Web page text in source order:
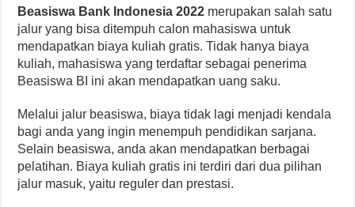
Beasiswa Bank Indonesia 2022 merupakan salah satu
jalur yang bisa ditempuh calon mahasiswa untuk
mendapatkan biaya kuliah gratis. Tidak hanya biaya
kuliah, mahasiswa yang terdaftar sebagai penerima
Beasiswa BI ini akan mendapatkan uang saku.
Melalui jalur beasiswa, biaya tidak lagi menjadi kendala
bagi anda yang ingin menempuh pendidikan sarjana.
Selain beasiswa, anda akan mendapatkan berbagai
pelatihan. Biaya kuliah gratis ini terdiri dari dua pilihan
jalur masuk, yaitu reguler dan prestasi.